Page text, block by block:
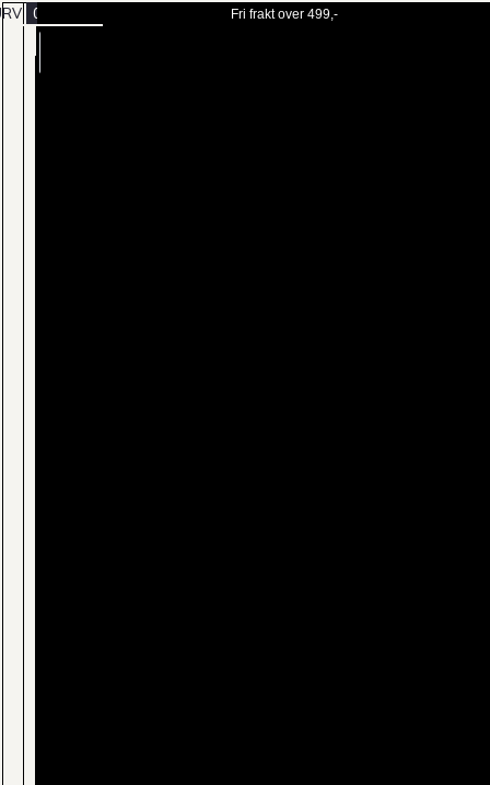
MENY
0
BESTILL
Fri frakt over 499,-